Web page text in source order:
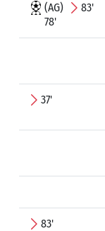
(AG)
78'
83'
37'
83'